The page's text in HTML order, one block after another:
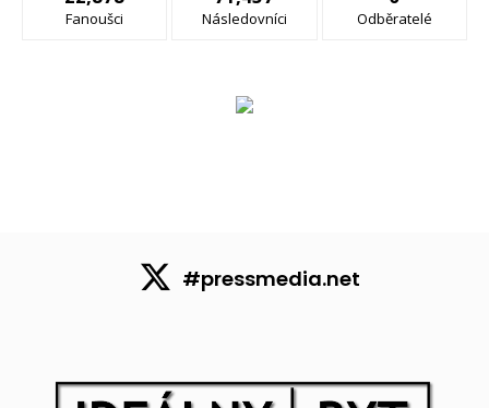
Fanoušci Následovníci Odběratelé
#pressmedia.net